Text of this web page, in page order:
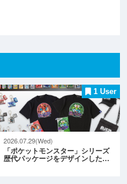
1 User
2026.07.29(Wed)
「ポケットモンスター」シリーズ
歴代パッケージをデザインした…